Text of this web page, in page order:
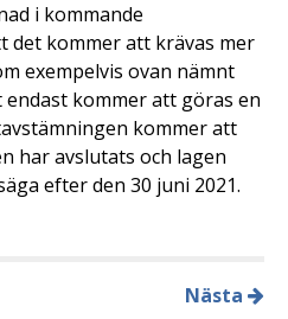
i kommande
det kommer att krävas mer
exempelvis ovan nämnt
kommer att göras en
kommer att
har avslutats och lagen
efter den 30 juni 2021.
Nästa